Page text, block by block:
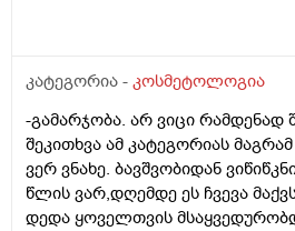
დაზიანდა კაპილარები, ამის
დერმატოლოგიურად რამდენად
მკურნალობა და მოშორება?
რომ ამგვარი ლაქა/შრამი/
ბუნებრივი იერი დაიბრუნოს?
შენარჩუნდება და ნაწიბურების
კატეგორია - კოსმეტოლოგია
-გამარჯობა. არ ვიცი რამდენად
შეკითხვა ამ კატეგორიას
ვერ ვნახე. ბავშვობიდან
წლის ვარ,დღემდე ეს ჩვევა
დედა ყოველთვის